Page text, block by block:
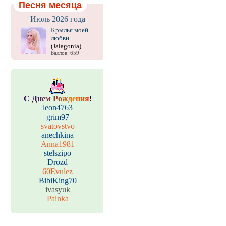
Песня месяца
Июль 2026 года
Крылья моей
любви
(Jalagonia)
Баллов: 659
С Днем Рождения!
leon4763
grim97
svatovstvo
anechkina
Anna1981
stelszipo
Drozd
60Evulez
BibiKing70
ivasyuk
Painka